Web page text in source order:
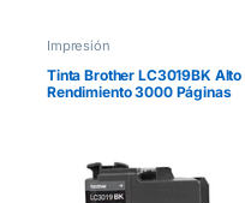
Impresión
Tinta Brother LC3019BK Alto
Rendimiento 3000 Páginas